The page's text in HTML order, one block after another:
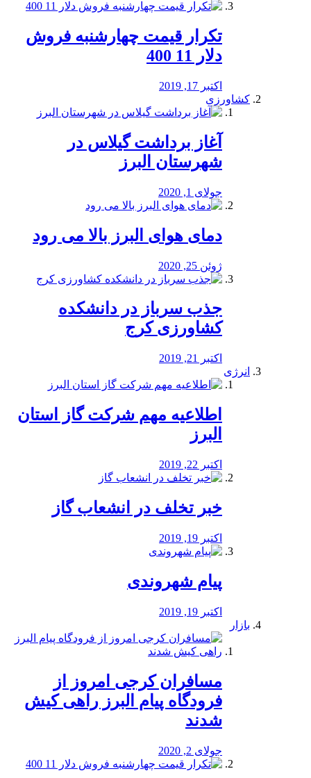
تکرار قیمت چهارشنبه فروش
دلار 11 400
اکتبر 17, 2019
کشاورزی
آغاز برداشت گیلاس در
شهرستان البرز
جولای 1, 2020
دمای هوای البرز بالا می رود
ژوئن 25, 2020
جذب سرباز در دانشکده
کشاورزی کرج
اکتبر 21, 2019
انرژی
️اطلاعیه مهم شرکت گاز استان
البرز
اکتبر 22, 2019
خبر تخلف در انشعاب گاز
اکتبر 19, 2019
پیام شهروندی
اکتبر 19, 2019
بازار
مسافران کرجی امروز از
فرودگاه پیام البرز راهی کیش
شدند
جولای 2, 2020